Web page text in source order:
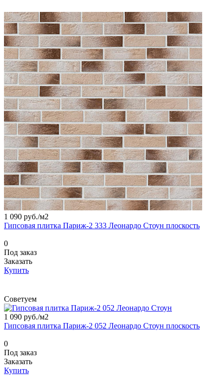
1 090 руб./м2
Гипсовая плитка Париж-2 333 Леонардо Стоун плоскость
0
Под заказ
Заказать
Купить
Советуем
1 090 руб./м2
Гипсовая плитка Париж-2 052 Леонардо Стоун плоскость
0
Под заказ
Заказать
Купить